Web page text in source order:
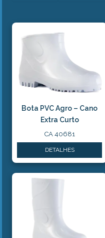
Bota PVC Agro – Cano
Extra Curto
CA 40681
DETALHES